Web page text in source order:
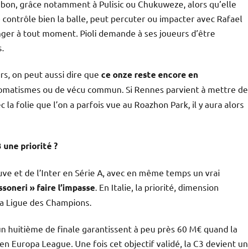
grâce notamment à Pulisic ou Chukuweze, alors qu’elle
contrôle bien la balle, peut percuter ou impacter avec Rafael
à tout moment. Pioli demande à ses joueurs d’être
on peut aussi dire que ce onze reste encore en
ou de vécu commun. Si Rennes parvient à mettre de
folie que l’on a parfois vue au Roazhon Park, il y aura alors
une priorité ?
et de l’Inter en Série A, avec en même temps un vrai
» faire l’impasse . En Italie, la priorité, dimension
des Champions.
huitième de finale garantissent à peu près 60 M€ quand la
Europa League. Une fois cet objectif validé, la C3 devient un